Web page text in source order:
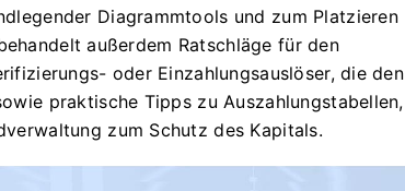
Diagrammtools und zum Platzieren
außerdem Ratschläge für den
oder Einzahlungsauslöser, die den
praktische Tipps zu Auszahlungstabellen,
zum Schutz des Kapitals.